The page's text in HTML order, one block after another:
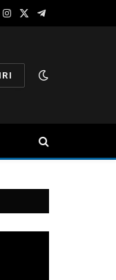
Instagram
X
Telegram